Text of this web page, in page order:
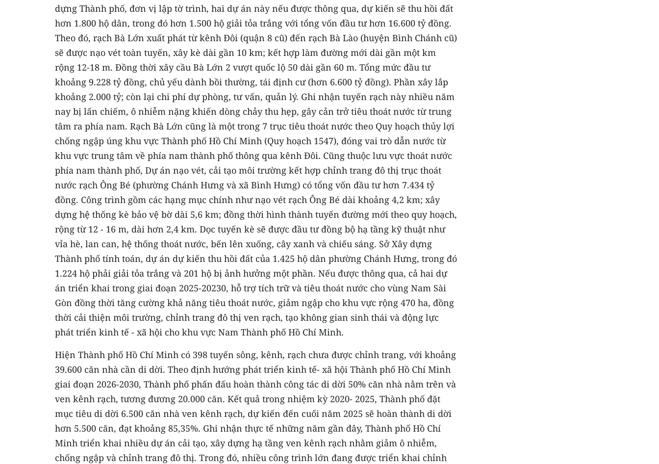
dựng Thành phố, đơn vị lập tờ trình, hai dự án này nếu được thông qua, dự kiến sẽ thu hồi đất
hơn 1.800 hộ dân, trong đó hơn 1.500 hộ giải tỏa trắng với tổng vốn đầu tư hơn 16.600 tỷ đồng.
Theo đó, rạch Bà Lớn xuất phát từ kênh Đôi (quận 8 cũ) đến rạch Bà Lào (huyện Bình Chánh cũ)
sẽ được nạo vét toàn tuyến, xây kè dài gần 10 km; kết hợp làm đường mới dài gần một km
rộng 12-18 m. Đồng thời xây cầu Bà Lớn 2 vượt quốc lộ 50 dài gần 60 m. Tổng mức đầu tư
khoảng 9.228 tỷ đồng, chủ yếu dành bồi thường, tái định cư (hơn 6.600 tỷ đồng). Phần xây lắp
khoảng 2.000 tỷ; còn lại chi phí dự phòng, tư vấn, quản lý. Ghi nhận tuyến rạch này nhiều năm
nay bị lấn chiếm, ô nhiễm nặng khiến dòng chảy thu hẹp, gây cản trở tiêu thoát nước từ trung
tâm ra phía nam. Rạch Bà Lớn cũng là một trong 7 trục tiêu thoát nước theo Quy hoạch thủy lợi
chống ngập úng khu vực Thành phố Hồ Chí Minh (Quy hoạch 1547), đóng vai trò dẫn nước từ
khu vực trung tâm về phía nam thành phố thông qua kênh Đôi. Cũng thuộc lưu vực thoát nước
phía nam thành phố, Dự án nạo vét, cải tạo môi trường kết hợp chỉnh trang đô thị trục thoát
nước rạch Ông Bé (phường Chánh Hưng và xã Bình Hưng) có tổng vốn đầu tư hơn 7.434 tỷ
đồng. Công trình gồm các hạng mục chính như nạo vét rạch Ông Bé dài khoảng 4,2 km; xây
dựng hệ thống kè bảo vệ bờ dài 5,6 km; đồng thời hình thành tuyến đường mới theo quy hoạch,
rộng từ 12 - 16 m, dài hơn 2,4 km. Dọc tuyến kè sẽ được đầu tư đồng bộ hạ tầng kỹ thuật như
vỉa hè, lan can, hệ thống thoát nước, bến lên xuống, cây xanh và chiếu sáng. Sở Xây dựng
Thành phố tính toán, dự án dự kiến thu hồi đất của 1.425 hộ dân phường Chánh Hưng, trong đó
1.224 hộ phải giải tỏa trắng và 201 hộ bị ảnh hưởng một phần. Nếu được thông qua, cả hai dự
án triển khai trong giai đoạn 2025-20230, hỗ trợ tích trữ và tiêu thoát nước cho vùng Nam Sài
Gòn đồng thời tăng cường khả năng tiêu thoát nước, giảm ngập cho khu vực rộng 470 ha, đồng
thời cải thiện môi trường, chỉnh trang đô thị ven rạch, tạo không gian sinh thái và động lực
phát triển kinh tế - xã hội cho khu vực Nam Thành phố Hồ Chí Minh.
Hiện Thành phố Hồ Chí Minh có 398 tuyến sông, kênh, rạch chưa được chỉnh trang, với khoảng
39.600 căn nhà cần di dời. Theo định hướng phát triển kinh tế- xã hội Thành phố Hồ Chí Minh
giai đoạn 2026-2030, Thành phố phấn đấu hoàn thành công tác di dời 50% căn nhà nằm trên và
ven kênh rạch, tương đương 20.000 căn. Kết quả trong nhiệm kỳ 2020- 2025, Thành phố đặt
mục tiêu di dời 6.500 căn nhà ven kênh rạch, dự kiến đến cuối năm 2025 sẽ hoàn thành di dời
hơn 5.500 căn, đạt khoảng 85,35%. Ghi nhận thực tế những năm gần đây, Thành phố Hồ Chí
Minh triển khai nhiều dự án cải tạo, xây dựng hạ tầng ven kênh rạch nhằm giảm ô nhiễm,
chống ngập và chỉnh trang đô thị. Trong đó, nhiều công trình lớn đang được triển khai chỉnh